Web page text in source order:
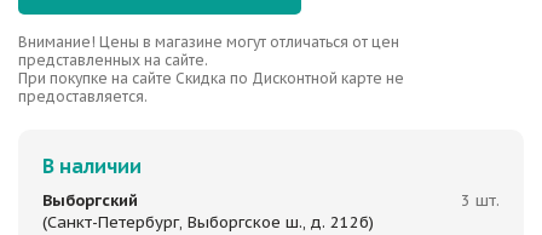
Внимание! Цены в магазине могут отличаться от цен
представленных на сайте.
При покупке на сайте Скидка по Дисконтной карте не
предоставляется.
В наличии
Выборгский
(Санкт-Петербург, Выборгское ш., д. 212б)
3 шт.